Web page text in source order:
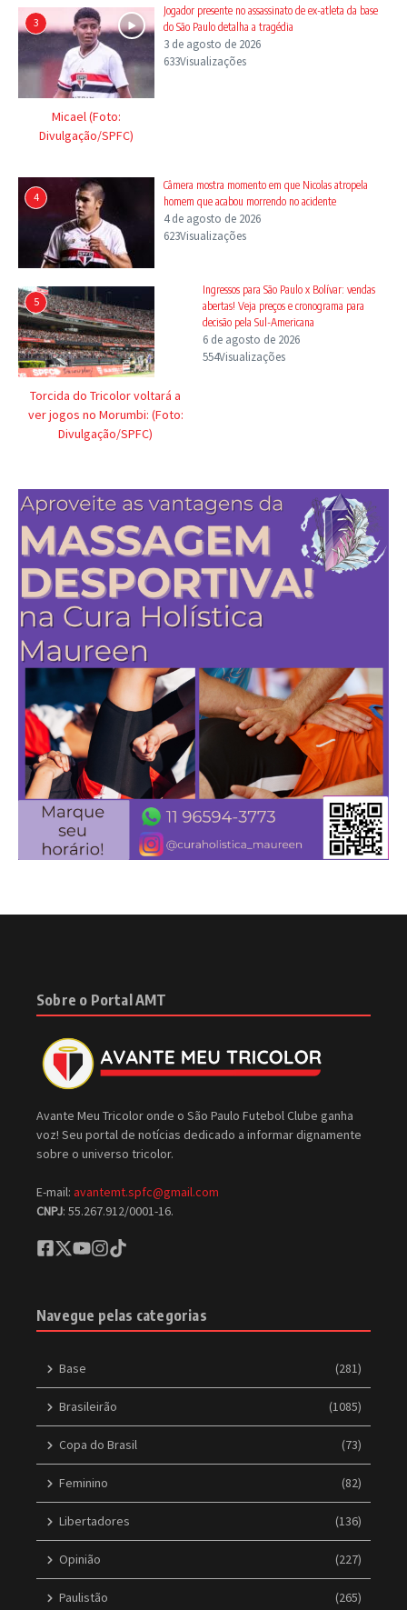
3
Micael (Foto:
Divulgação/SPFC)
Jogador presente no assassinato de ex-atleta da base
do São Paulo detalha a tragédia
3 de agosto de 2026
633Visualizações
4
Câmera mostra momento em que Nicolas atropela
homem que acabou morrendo no acidente
4 de agosto de 2026
623Visualizações
5
Torcida do Tricolor voltará a
ver jogos no Morumbi: (Foto:
Divulgação/SPFC)
Ingressos para São Paulo x Bolívar: vendas
abertas! Veja preços e cronograma para
decisão pela Sul-Americana
6 de agosto de 2026
554Visualizações
Sobre o Portal AMT
Avante Meu Tricolor onde o São Paulo Futebol Clube ganha
voz! Seu portal de notícias dedicado a informar dignamente
sobre o universo tricolor.
E-mail: avantemt.spfc@gmail.com
CNPJ: 55.267.912/0001-16.
Navegue pelas categorias
Base (281)
Brasileirão (1085)
Copa do Brasil (73)
Feminino (82)
Libertadores (136)
Opinião (227)
Paulistão (265)